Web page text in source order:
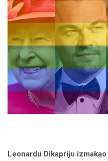
Leonardu Dikapriju izmakao